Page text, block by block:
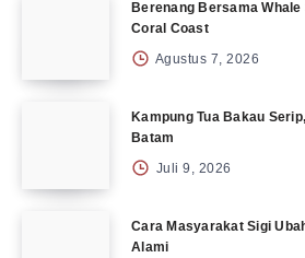
Berenang Bersama
Coral Coast
Agustus 7, 2026
Kampung Tua Bakau
Batam
Juli 9, 2026
Cara Masyarakat Sigi
Alami